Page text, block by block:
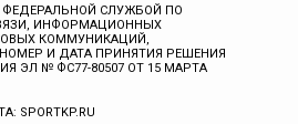
ФЕДЕРАЛЬНОЙ СЛУЖБОЙ ПО
ИНФОРМАЦИОННЫХ
КОММУНИКАЦИЙ,
И ДАТА ПРИНЯТИЯ РЕШЕНИЯ
ЭЛ № ФС77-80507 ОТ 15 МАРТА
SPORTKP.RU